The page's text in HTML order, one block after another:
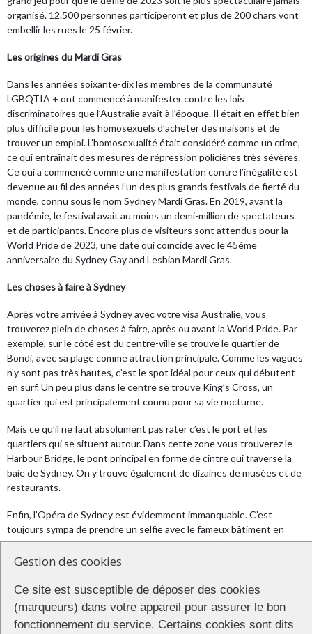
organisé. 12.500 personnes participeront et plus de 200 chars vont
embellir les rues le 25 février.
Les origines du Mardi Gras
Dans les années soixante-dix les membres de la communauté
LGBQTIA + ont commencé à manifester contre les lois
discriminatoires que l’Australie avait à l’époque. Il était en effet bien
plus difficile pour les homosexuels d’acheter des maisons et de
trouver un emploi. L’homosexualité était considéré comme un crime,
ce qui entraînait des mesures de répression policières très sévères.
Ce qui a commencé comme une manifestation contre l’inégalité est
devenue au fil des années l’un des plus grands festivals de fierté du
monde, connu sous le nom Sydney Mardi Gras. En 2019, avant la
pandémie, le festival avait au moins un demi-million de spectateurs
et de participants. Encore plus de visiteurs sont attendus pour la
World Pride de 2023, une date qui coïncide avec le 45ème
anniversaire du Sydney Gay and Lesbian Mardi Gras.
Les choses à faire à Sydney
Après votre arrivée à Sydney avec votre visa Australie, vous
trouverez plein de choses à faire, après ou avant la World Pride. Par
exemple, sur le côté est du centre-ville se trouve le quartier de
Bondi, avec sa plage comme attraction principale. Comme les vagues
n’y sont pas très hautes, c’est le spot idéal pour ceux qui débutent
en surf. Un peu plus dans le centre se trouve King’s Cross, un
quartier qui est principalement connu pour sa vie nocturne.
Mais ce qu’il ne faut absolument pas rater c’est le port et les
quartiers qui se situent autour. Dans cette zone vous trouverez le
Harbour Bridge, le pont principal en forme de cintre qui traverse la
baie de Sydney. On y trouve également de dizaines de musées et de
restaurants.
Enfin, l’Opéra de Sydney est évidemment immanquable. C’est
toujours sympa de prendre un selfie avec le fameux bâtiment en
arrière plan, et si l’architecture vous intéresse, n’hésitez pas à faire
une visite guidée du bâtiment. A l’occasion de la World Pride, l’Opéra
Nations Gala Concert. Au programme : musiques traditionnelles,
pop, comédie, et musique de bal. Le concert qui mêle art aborigène
et culture LGBT+ durera deux heures et s’annonce explosif
Gestion des cookies
Ce site est susceptible de déposer des cookies
(marqueurs) dans votre appareil pour assurer le bon
fonctionnement du service. Certains cookies sont dits